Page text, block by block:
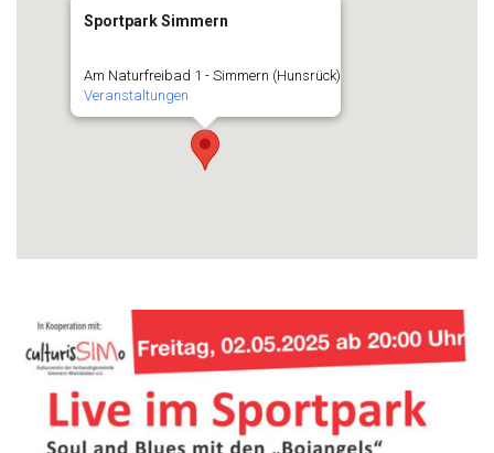
Sportpark Simmern
Am Naturfreibad 1 - Simmern (Hunsrück)
Veranstaltungen